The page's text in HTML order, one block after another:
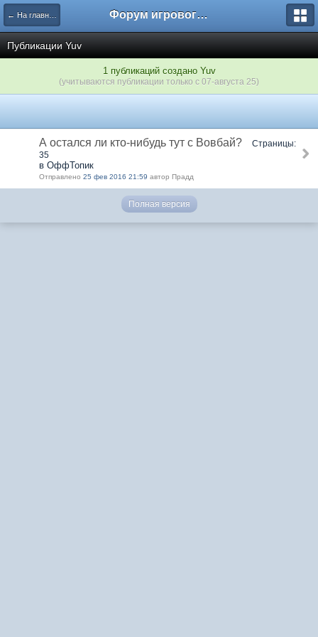
← На главную Форум игрового проекта Riverrise
Публикации Yuv
1 публикаций создано Yuv
(учитываются публикации только с 07-августа 25)
А остался ли кто-нибудь тут с Вовбай?
Страницы:
35
в ОффТопик
Отправлено 25 фев 2016 21:59 автор Прадд
Полная версия